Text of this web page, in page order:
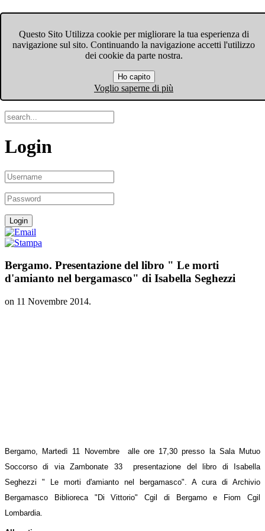
Questo Sito Utilizza cookie per migliorare la tua esperienza di
navigazione sul sito. Continuando la navigazione accetti l'utilizzo
dei cookie da parte nostra.
Ho capito
Voglio saperne di più
Menu
Login
Bergamo. Presentazione del libro " Le morti
d'amianto nel bergamasco" di Isabella Seghezzi
on 11 Novembre 2014.
Bergamo, Martedì 11 Novembre alle ore 17,30 presso la Sala Mutuo
Soccorso di via Zambonate 33 presentazione del libro di Isabella
Seghezzi " Le morti d'amianto nel bergamasco". A cura di Archivio
Bergamasco Biblioreca "Di Vittorio" Cgil di Bergamo e Fiom Cgil
Lombardia.